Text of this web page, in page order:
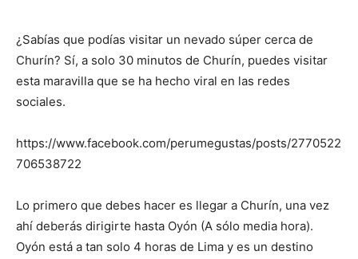
¿Sabías que podías visitar un nevado súper cerca de
Churín? Sí, a solo 30 minutos de Churín, puedes visitar
esta maravilla que se ha hecho viral en las redes
sociales.
https://www.facebook.com/perumegustas/posts/2770522
706538722
Lo primero que debes hacer es llegar a Churín, una vez
ahí deberás dirigirte hasta Oyón (A sólo media hora).
Oyón está a tan solo 4 horas de Lima y es un destino